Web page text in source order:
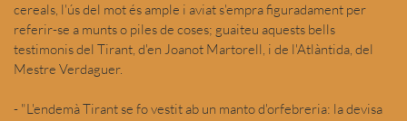
cereals, l'ús del mot és ample i aviat s'empra figuradament per
referir-se a munts o piles de coses; guaiteu aquests bells
testimonis del Tirant, d'en Joanot Martorell, i de l'Atlàntida, del
Mestre Verdaguer.
- "L'endemà Tirant se fo vestit ab un manto d'orfebreria: la devisa